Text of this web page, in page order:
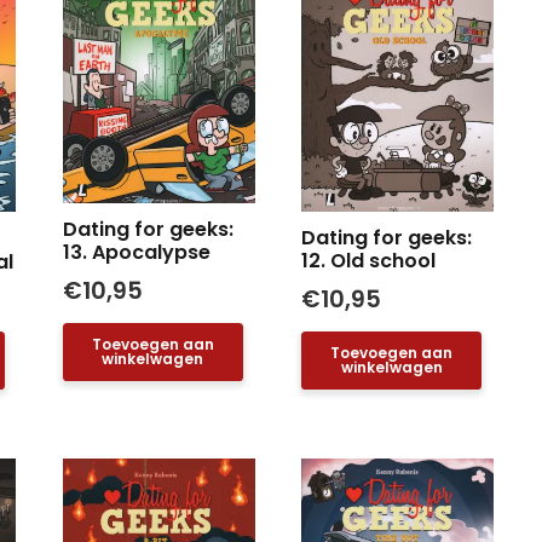
Dating for geeks:
13. Apocalypse
€10,95
Toevoegen aan
winkelwagen
Dating for geeks:
12. Old school
€10,95
Toevoegen aan
winkelwagen